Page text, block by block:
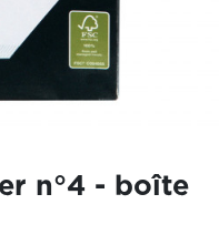
n°4 - boîte